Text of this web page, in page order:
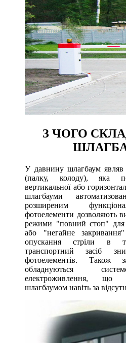
З ЧОГО
У давнину шлагбаум являв
(палку, колоду), яка
вертикальної або
шлагбауми
розширеним
фотоелементи дозволяють
режими "повний стоп" для
або "негайне
опускання стріли в
транспортний засіб
фотоелементів. Також
обладнуються
електроживлення, що
шлагбаумом навіть за